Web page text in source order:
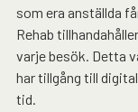
som era anställda
Rehab
varje besök. Detta
har tillgång till
tid.